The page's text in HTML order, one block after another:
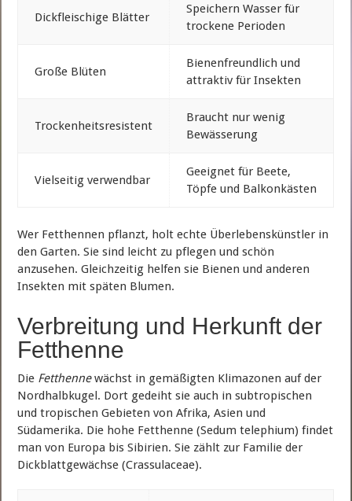
Dickfleischige Blätter
Speichern Wasser für
trockene Perioden
Große Blüten
Bienenfreundlich und
attraktiv für Insekten
Trockenheitsresistent
Braucht nur wenig
Bewässerung
Vielseitig verwendbar
Geeignet für Beete,
Töpfe und Balkonkästen
Wer Fetthennen pflanzt, holt echte Überlebenskünstler in
den Garten. Sie sind leicht zu pflegen und schön
anzusehen. Gleichzeitig helfen sie Bienen und anderen
Insekten mit späten Blumen.
Verbreitung und Herkunft der
Fetthenne
Die Fetthennewächst in gemäßigten Klimazonen auf der
Nordhalbkugel. Dort gedeiht sie auch in subtropischen
und tropischen Gebieten von Afrika, Asien und
Südamerika. Die hohe Fetthenne (Sedum telephium) findet
man von Europa bis Sibirien. Sie zählt zur Familie der
Dickblattgewächse (Crassulaceae).